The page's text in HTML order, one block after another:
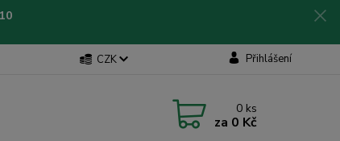
CZK Přihlášení
0 ks
za 0 Kč